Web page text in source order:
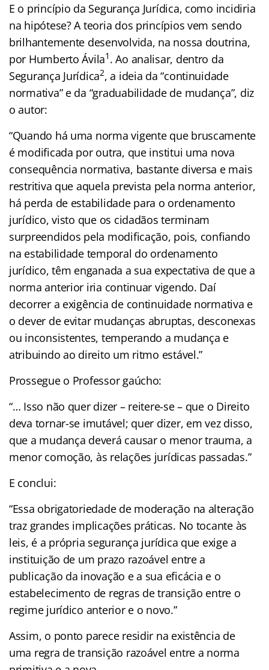
E o princípio da Segurança Jurídica, como incidiria
na hipótese? A teoria dos princípios vem sendo
brilhantemente desenvolvida, na nossa doutrina,
por Humberto Ávila1 . Ao analisar, dentro da
Segurança Jurídica2, a ideia da “continuidade
normativa” e da “graduabilidade de mudança”, diz
o autor:
“Quando há uma norma vigente que bruscamente
é modificada por outra, que institui uma nova
consequência normativa, bastante diversa e mais
restritiva que aquela prevista pela norma anterior,
há perda de estabilidade para o ordenamento
jurídico, visto que os cidadãos terminam
surpreendidos pela modificação, pois, confiando
na estabilidade temporal do ordenamento
jurídico, têm enganada a sua expectativa de que a
norma anterior iria continuar vigendo. Daí
decorrer a exigência de continuidade normativa e
o dever de evitar mudanças abruptas, desconexas
ou inconsistentes, temperando a mudança e
atribuindo ao direito um ritmo estável.”
Prossegue o Professor gaúcho:
“… Isso não quer dizer – reitere-se – que o Direito
deva tornar-se imutável; quer dizer, em vez disso,
que a mudança deverá causar o menor trauma, a
menor comoção, às relações jurídicas passadas.”
E conclui:
“Essa obrigatoriedade de moderação na alteração
traz grandes implicações práticas. No tocante às
leis, é a própria segurança jurídica que exige a
instituição de um prazo razoável entre a
publicação da inovação e a sua eficácia e o
estabelecimento de regras de transição entre o
regime jurídico anterior e o novo.”
Assim, o ponto parece residir na existência de
uma regra de transição razoável entre a norma